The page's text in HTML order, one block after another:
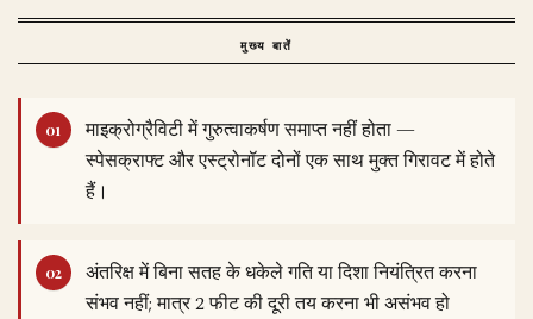
मुख्य बातें
माइक्रोग्रैविटी में गुरुत्वाकर्षण समाप्त नहीं होता —
स्पेसक्राफ्ट और एस्ट्रोनॉट दोनों एक साथ मुक्त गिरावट में होते
हैं।
अंतरिक्ष में बिना सतह के धकेले गति या दिशा नियंत्रित करना
संभव नहीं; मात्र 2 फीट की दूरी तय करना भी असंभव हो